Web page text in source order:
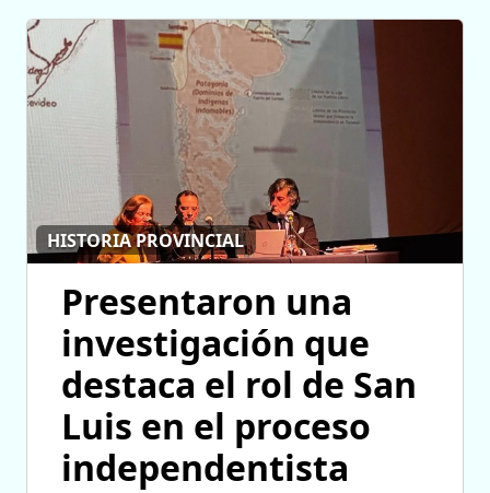
HISTORIA PROVINCIAL
Presentaron una
investigación que
destaca el rol de San
Luis en el proceso
independentista